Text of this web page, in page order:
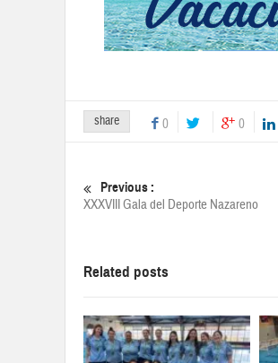
share 0 0
Previous :
XXXVIII Gala del Deporte Nazareno
Related posts